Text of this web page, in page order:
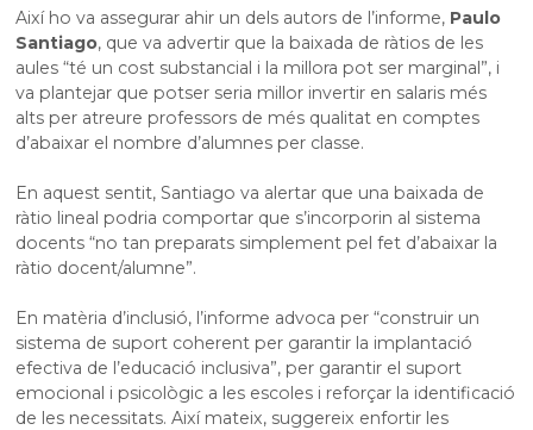
Així ho va assegurar ahir un dels autors de l’informe, Paulo
Santiago, que va advertir que la baixada de ràtios de les
aules “té un cost substancial i la millora pot ser marginal”, i
va plantejar que potser seria millor invertir en salaris més
alts per atreure professors de més qualitat en comptes
d’abaixar el nombre d’alumnes per classe.
En aquest sentit, Santiago va alertar que una baixada de
ràtio lineal podria comportar que s’incorporin al sistema
docents “no tan preparats simplement pel fet d’abaixar la
ràtio docent/alumne”.
En matèria d’inclusió, l’informe advoca per “construir un
sistema de suport coherent per garantir la implantació
efectiva de l’educació inclusiva”, per garantir el suport
emocional i psicològic a les escoles i reforçar la identificació
de les necessitats. Així mateix, suggereix enfortir les